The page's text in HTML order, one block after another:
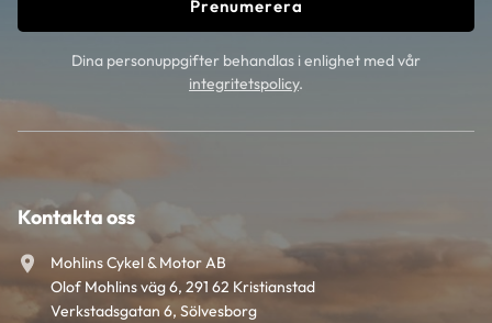
Prenumerera
Dina personuppgifter behandlas i enlighet med vår
integritetspolicy.
Kontakta oss
Mohlins Cykel & Motor AB
Olof Mohlins väg 6, 291 62 Kristianstad
Verkstadsgatan 6, Sölvesborg